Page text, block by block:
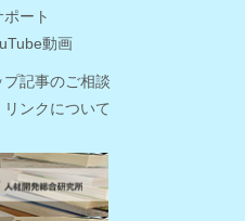
ート
動画
記事のご相談
ンクについて